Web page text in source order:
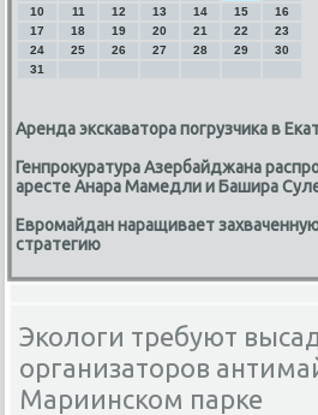
10 11 12 13 14 15
16
17
18 19 20 21 22
23
24
25 26 27 28 29
30
31
Аренда экскаватора погрузчика в
Генпрокуратура Азербайджана
аресте Анара Мамедли и Башира
Евромайдан наращивает
стратегию
Экологи требуют
организаторов
Мариинском парке